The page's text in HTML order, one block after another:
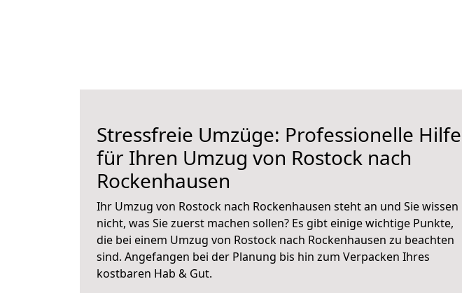
Stressfreie Umzüge: Professionelle Hilfe
für Ihren Umzug von Rostock nach
Rockenhausen
Ihr Umzug von Rostock nach Rockenhausen steht an und Sie wissen
nicht, was Sie zuerst machen sollen? Es gibt einige wichtige Punkte,
die bei einem Umzug von Rostock nach Rockenhausen zu beachten
sind. Angefangen bei der Planung bis hin zum Verpacken Ihres
kostbaren Hab & Gut.